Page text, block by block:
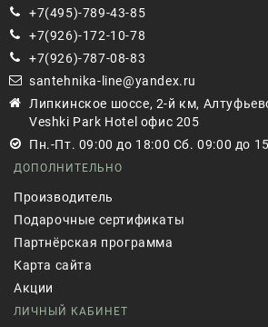
+7(495)-789-43-85
+7(926)-172-10-78
+7(926)-787-08-83
santehnika-line@yandex.ru
Липкинское шоссе, 2-й км,
Veshki Park Hotel офис 205
Пн.-Пт. 09:00 до 18:00 Сб. 09:00 до
ДОПОЛНИТЕЛЬНО
Производитель
Подарочные сертификаты
Партнёрская программа
Карта сайта
Акции
ЛИЧНЫЙ КАБИНЕТ